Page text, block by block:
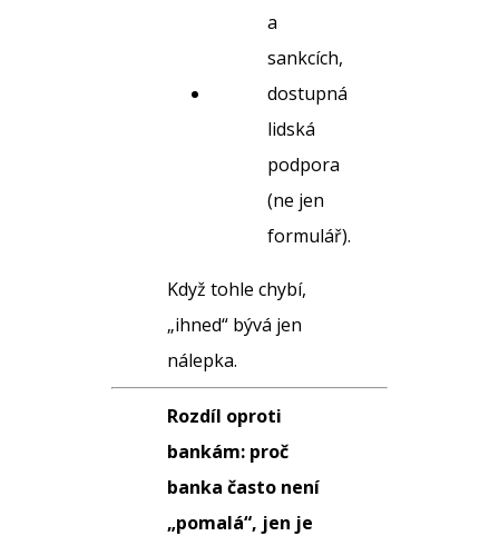
a
sankcích,
dostupná
lidská
podpora
(ne jen
formulář).
Když tohle chybí,
„ihned“ bývá jen
nálepka.
Rozdíl oproti
bankám: proč
banka často není
„pomalá“, jen je